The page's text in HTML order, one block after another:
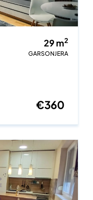
29 m2
GARSONJERA
€360